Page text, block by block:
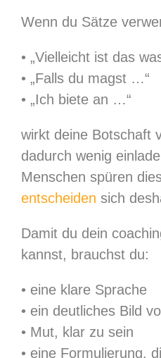
Wenn du Sätze
• „Vielleicht ist das
• „Falls du magst …“
• „Ich biete an …“
wirkt deine Botschaft
dadurch wenig
Menschen spüren
entscheiden sich
Damit du dein
kannst, brauchst du:
• eine klare Sprache
• ein deutliches Bild
• Mut, klar zu sein
• eine Formulierung,